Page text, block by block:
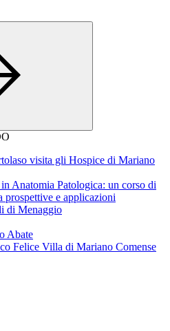
visita gli Hospice di Mariano
Anatomia Patologica: un corso di
prospettive e applicazioni
di Menaggio
Abate
Felice Villa di Mariano Comense